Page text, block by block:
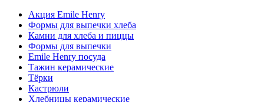
Акция Emile Henry
Формы для выпечки хлеба
Камни для хлеба и пиццы
Формы для выпечки
Emile Henry посуда
Тажин керамические
Тёрки
Кастрюли
Хлебницы керамические